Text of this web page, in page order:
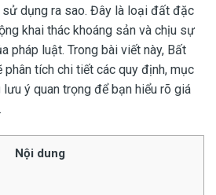
dụng ra sao. Đây là loại đất đặc
khai thác khoáng sản và chịu sự
pháp luật. Trong bài viết này, Bất
tích chi tiết các quy định, mục
ý quan trọng để bạn hiểu rõ giá
Nội dung